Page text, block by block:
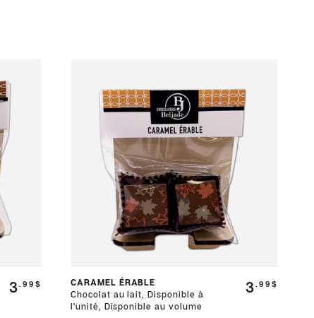
3.99$
CARAMEL ÉRABLE
Chocolat au lait, Disponible à
l'unité, Disponible au volume
3 .99$